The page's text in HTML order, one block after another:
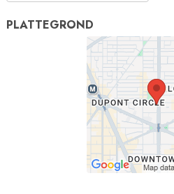
PLATTEGROND